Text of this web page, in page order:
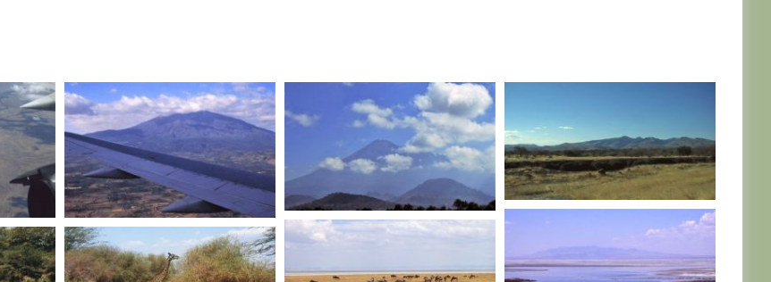
TANZANIE TANZANIE